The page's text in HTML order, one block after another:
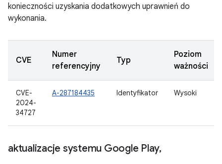
konieczności uzyskania dodatkowych uprawnień do
wykonania.
CVE
Numer
referencyjny
Typ
Poziom
ważności
CVE-
2024-
34727
A-287184435 Identyfikator Wysoki
aktualizacje systemu Google Play,